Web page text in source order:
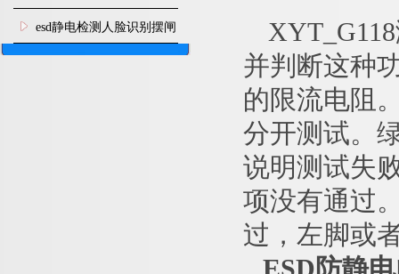
闸机
esd静电检测人脸识别摆闸
安装
并判断这种
的限流电阻
分开测试。
说明测试失
项没有通过
过，左脚或